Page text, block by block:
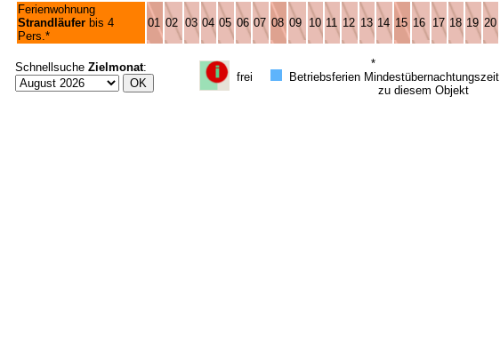
Ferienwohnung
Strandläufer bis 4
Pers.*
01 02 03 04 05 06 07 08 09 10 11 12 13 14 15 16 17 18 19 20
Schnellsuche Zielmonat:
frei Betriebsferien
*
Mindestübernachtungszeit
zu diesem Objekt